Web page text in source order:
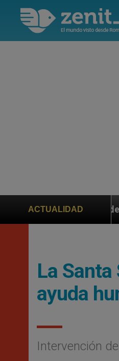
ACTUALIDAD
ayuda a Marco
La
ayuda
Intervención